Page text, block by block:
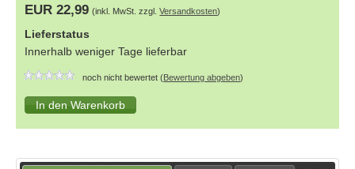
EUR 22,99 (inkl. MwSt. zzgl.Versandkosten)
Lieferstatus
Innerhalb weniger Tage lieferbar
noch nicht bewertet (Bewertung abgeben)